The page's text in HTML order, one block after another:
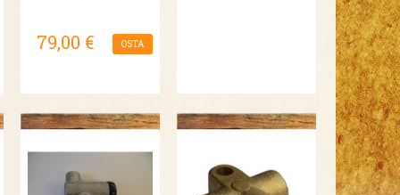
79,00 € OSTA